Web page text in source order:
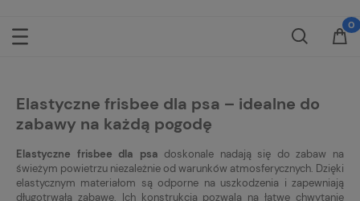
Elastyczne frisbee dla psa – idealne do
zabawy na każdą pogodę
Elastyczne frisbee dla psa doskonale nadają się do zabaw na
świeżym powietrzu niezależnie od warunków atmosferycznych. Dzięki
elastycznym materiałom są odporne na uszkodzenia i zapewniają
długotrwałą zabawę. Ich konstrukcja pozwala na łatwe chwytanie